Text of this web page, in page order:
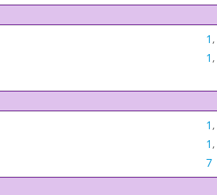
1,
1,
1,
1,
7